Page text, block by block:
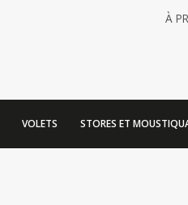
À
VOLETS STORES ET